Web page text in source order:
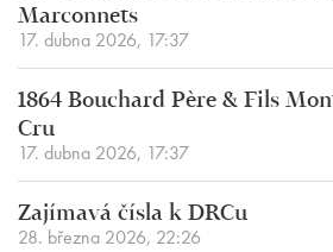
Marconnets
17. dubna 2026, 17:37
1864 Bouchard Père & Fils
Cru
17. dubna 2026, 17:37
Zajímavá čísla k DRCu
28. března 2026, 22:26